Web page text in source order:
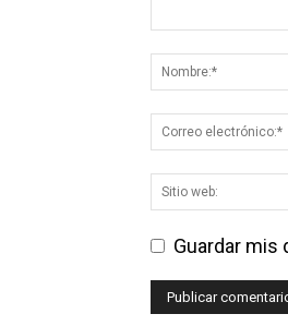
Guardar mis